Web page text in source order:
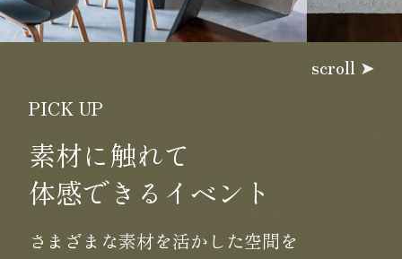
scroll
PICK UP
素材に触れて
体感できるイベント
さまざまな素材を活かした空間を